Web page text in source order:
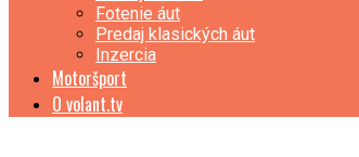
Fotenie áut
Predaj klasických áut
Inzercia
Motoršport
O volant.tv